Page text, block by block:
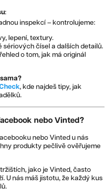
:
inspekcí – kontrolujeme:
lepení, textury.
sériových čísel a dalších detailů.
o tom, jak má originál
, kde najdeš tipy, jak
nebo Vinted?
nebo Vinted u nás
produkty pečlivě ověřujeme
tržištích, jako je Vinted, často
U nás máš jistotu, že každý kus